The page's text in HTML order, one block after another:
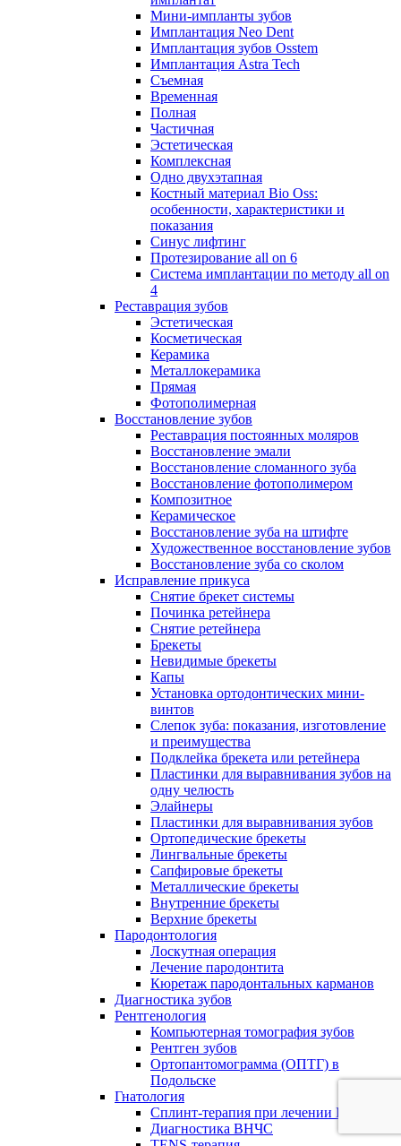
Мини-импланты зубов
Имплантация Neo Dent
Имплантация зубов Osstem
Имплантация Astra Tech
Съемная
Временная
Полная
Частичная
Эстетическая
Комплексная
Одно двухэтапная
Костный материал Bio Oss:
особенности, характеристики и
показания
Синус лифтинг
Протезирование all on 6
Система имплантации по методу all on
4
Реставрация зубов
Эстетическая
Косметическая
Керамика
Металлокерамика
Прямая
Фотополимерная
Восстановление зубов
Реставрация постоянных моляров
Восстановление эмали
Восстановление сломанного зуба
Восстановление фотополимером
Композитное
Керамическое
Восстановление зуба на штифте
Художественное восстановление зубов
Восстановление зуба со сколом
Исправление прикуса
Снятие брекет системы
Починка ретейнера
Снятие ретейнера
Брекеты
Невидимые брекеты
Капы
Установка ортодонтических мини-
винтов
Слепок зуба: показания, изготовление
и преимущества
Подклейка брекета или ретейнера
Пластинки для выравнивания зубов на
одну челюсть
Элайнеры
Пластинки для выравнивания зубов
Ортопедические брекеты
Лингвальные брекеты
Сапфировые брекеты
Металлические брекеты
Внутренние брекеты
Верхние брекеты
Пародонтология
Лоскутная операция
Лечение пародонтита
Кюретаж пародонтальных карманов
Диагностика зубов
Рентгенология
Компьютерная томография зубов
Рентген зубов
Ортопантомограмма (ОПТГ) в
Подольске
Гнатология
Сплинт-терапия при лечении ВНЧС
Диагностика ВНЧС